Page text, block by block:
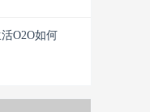
O2O如何